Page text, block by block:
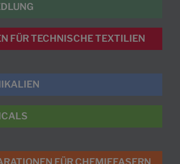
FÜR TECHNISCHE TEXTILIEN